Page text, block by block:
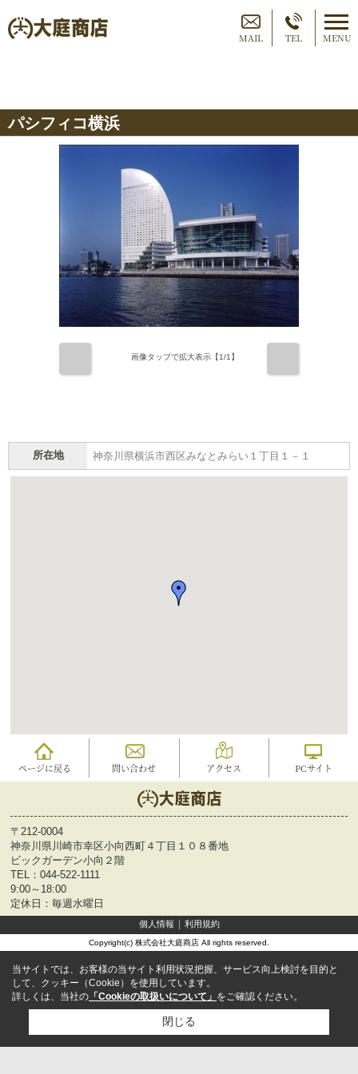
MAIL TEL MENU
パシフィコ横浜
画像タップで拡大表示【1/1】
所在地 神奈川県横浜市西区みなとみらい１丁目１－１
ページに戻る 問い合わせ アクセス PCサイト
〒212-0004
神奈川県川崎市幸区小向西町４丁目１０８番地
ビックガーデン小向２階
TEL： 044-522-1111
9:00～18:00
定休日：毎週水曜日
個人情報 利用規約
Copyright(c) 株式会社大庭商店 All rights reserved.
当サイトでは、お客様の当サイト利用状況把握、サービス向上検討を目的と
して、クッキー（Cookie）を使用しています。
詳しくは、当社の 「Cookieの取扱いについて」 をご確認ください。
閉じる